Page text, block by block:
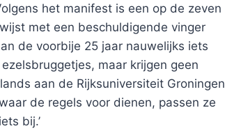
het manifest is een op de zeven
met een beschuldigende vinger
de voorbije 25 jaar nauwelijks iets
maar krijgen geen
aan de Rijksuniversiteit Groningen
de regels voor dienen, passen ze
bij.’